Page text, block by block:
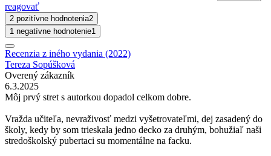
reagovať
2 pozitívne hodnotenia2
1 negatívne hodnotenie1
Recenzia z iného vydania (2022)
Tereza Sopúšková
Overený zákazník
6.3.2025
Môj prvý stret s autorkou dopadol celkom dobre.
Vražda učiteľa, nevraživosť medzi vyšetrovateľmi, dej zasadený do
školy, kedy by som trieskala jedno decko za druhým, bohužiaľ naši
stredoškolský pubertaci su momentálne na facku.